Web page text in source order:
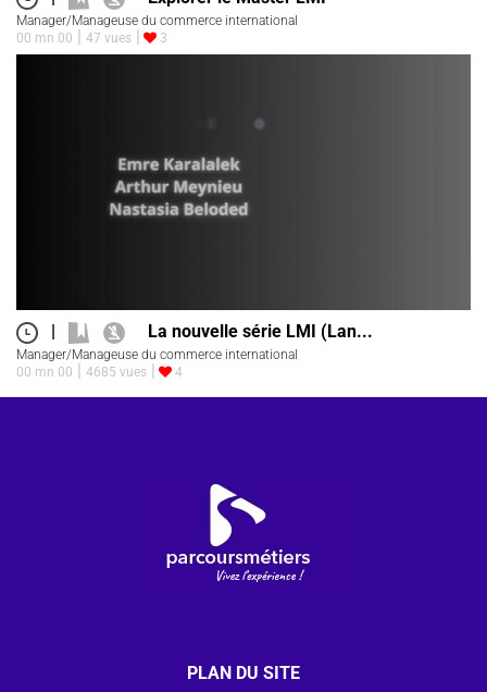
Manager/Manageuse du commerce international
00 mn 00
47 vues 3
La nouvelle série LMI (Lan...
Manager/Manageuse du commerce international
00 mn 00
4685 vues 4
PLAN DU SITE